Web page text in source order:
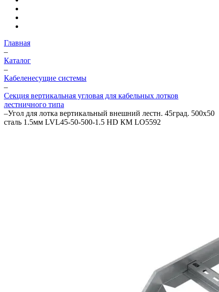
Главная
–
Каталог
–
Кабеленесущие системы
–
Секция вертикальная угловая для кабельных лотков
лестничного типа
–Угол для лотка вертикальный внешний лестн. 45град. 500х50
сталь 1.5мм LVL45-50-500-1.5 HD КМ LO5592